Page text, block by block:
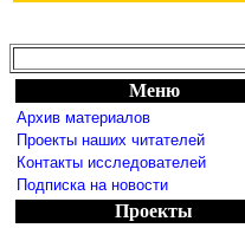
Меню
Архив материалов
Проекты наших читателей
Контакты исследователей
Подписка на новости
Проекты